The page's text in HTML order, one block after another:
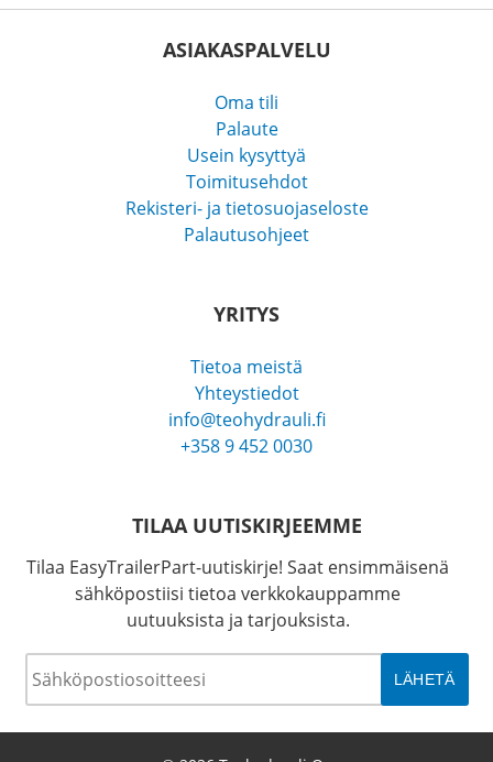
ASIAKASPALVELU
Oma tili
Palaute
Usein kysyttyä
Toimitusehdot
Rekisteri- ja tietosuojaseloste
Palautusohjeet
YRITYS
Tietoa meistä
Yhteystiedot
info@teohydrauli.fi
+358 9 452 0030
TILAA UUTISKIRJEEMME
Tilaa EasyTrailerPart-uutiskirje! Saat ensimmäisenä
sähköpostiisi tietoa verkkokauppamme
uutuuksista ja tarjouksista.